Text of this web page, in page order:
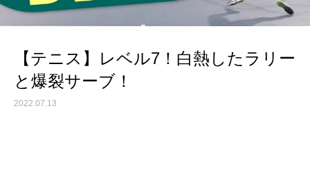
【テニス】レベル7！白熱したラリー
と爆裂サーブ！
2022.07.13